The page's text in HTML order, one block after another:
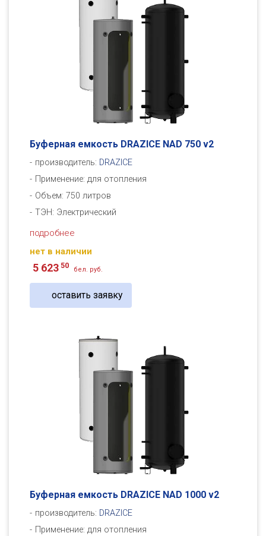
Буферная емкость DRAZICE NAD 750 v2
производитель: DRAZICE
Применение: для отопления
Объем: 750 литров
ТЭН: Электрический
подробнее
нет в наличии
5 623 50 бел. руб.
оставить заявку
Буферная емкость DRAZICE NAD 1000 v2
производитель: DRAZICE
Применение: для отопления